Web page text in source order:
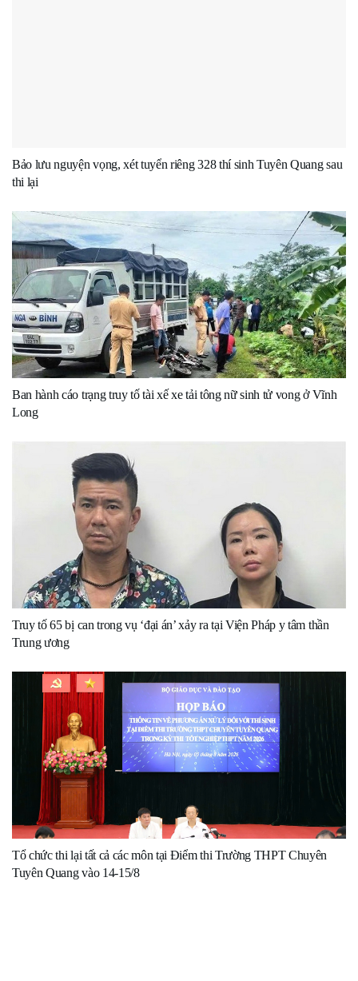
Bảo lưu nguyện vọng, xét tuyển riêng 328 thí sinh Tuyên Quang sau
thi lại
Ban hành cáo trạng truy tố tài xế xe tải tông nữ sinh tử vong ở Vĩnh
Long
Truy tố 65 bị can trong vụ ‘đại án’ xảy ra tại Viện Pháp y tâm thần
Trung ương
Tổ chức thi lại tất cả các môn tại Điểm thi Trường THPT Chuyên
Tuyên Quang vào 14-15/8